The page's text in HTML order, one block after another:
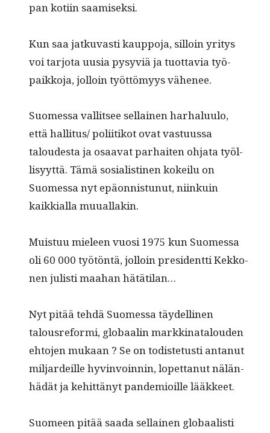
pan koti­in saamiseksi.
Kun saa jatku­vasti kaup­po­ja, sil­loin yri­tys
voi tar­jo­ta uusia pysyviä ja tuot­tavia työ­
paikko­ja, jol­loin työt­tömyys vähenee.
Suomes­sa val­lit­see sel­l­ainen harhalu­u­lo,
että hallitus/ poli­itikot ovat vas­tu­us­sa
taloud­es­ta ja osaa­vat parhait­en ohja­ta työl­
lisyyt­tä. Tämä sosial­isti­nen kokeilu on
Suomes­sa nyt epäon­nis­tunut, niinkuin
kaikkial­la muuallakin.
Muis­tuu mieleen vuosi 1975 kun Suomes­sa
oli 60 000 työtön­tä, jol­loin pres­i­dent­ti Kekko­
nen julisti maa­han hätätilan…
Nyt pitää tehdä Suomes­sa täy­delli­nen
talous­re­for­mi, globaalin markki­na­t­alouden
ehto­jen mukaan ? Se on todis­te­tusti antanut
mil­jardeille hyv­in­voin­nin, lopet­tanut nälän­
hädät ja kehit­tänyt pan­demioille lääkkeet.
Suomeen pitää saa­da sel­l­ainen globaal­isti